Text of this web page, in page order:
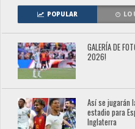
POPULAR LO
GALERÍA DE
2026!
Así se jugarán
estadio para
Inglaterra